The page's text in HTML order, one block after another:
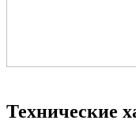
Технические